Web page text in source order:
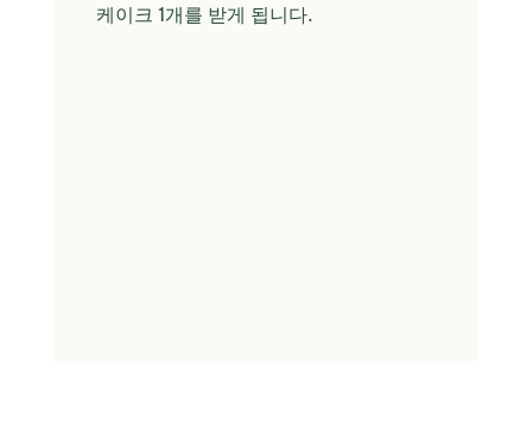
케이크 1개를 받게 됩니다.